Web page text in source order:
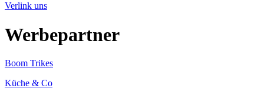
Verlink uns
Werbepartner
Boom Trikes
Küche & Co